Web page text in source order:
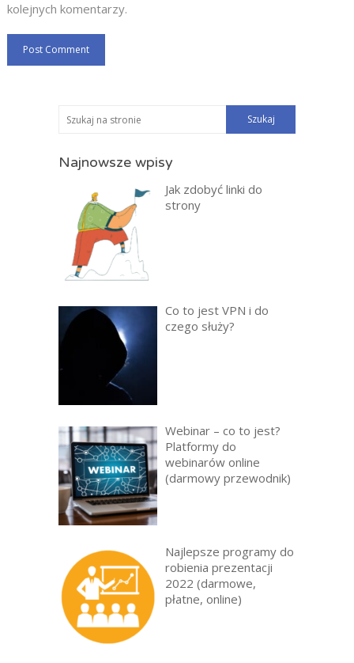
kolejnych komentarzy.
Najnowsze wpisy
Jak zdobyć linki do
strony
Co to jest VPN i do
czego służy?
Webinar – co to jest?
Platformy do
webinarów online
(darmowy przewodnik)
Najlepsze programy do
robienia prezentacji
2022 (darmowe,
płatne, online)